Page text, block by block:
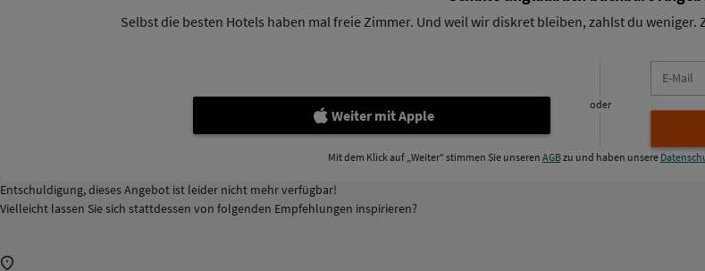
Selbst die besten Hotels haben mal freie Zimmer. Und weil wir diskret bleiben, zahlst du
Mail
oder
Weiter mit Apple
Mit dem Klick auf „Weiter" stimmen Sie unseren AGBzu und haben unsere
Entschuldigung, dieses Angebot ist leider nicht mehr verfügbar!
Vielleicht lassen Sie sich stattdessen von folgenden Empfehlungen inspirieren?